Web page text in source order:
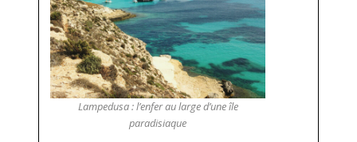
Lampedusa : l’enfer au large d’une île
paradisiaque